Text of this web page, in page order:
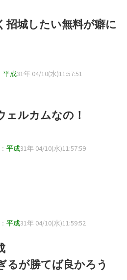
招城したい無料が癖に
平成31年 04/10(水)11:57:51
ェルカムなの！
： 平成31年 04/10(水)11:57:59
： 平成31年 04/10(水)11:59:52
るが勝てば良かろう